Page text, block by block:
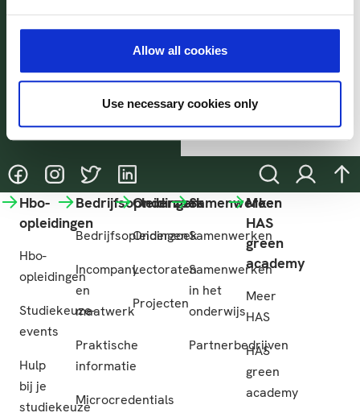
Allow all cookies
Use necessary cookies only
Lector Design Methoden in Food
A.Zuidberg@has.nl
Linkedin
Linkedin
Deel deze pagina
@HASgreenacademy
@HASgreenacademy
@greenacademyHAS
@HASgreenacademy ZoekenInloggen
Hbo-
opleidingen
Hbo-
opleidingen
Studiekeuze-
events
Hulp
bij je
studiekeuze
Bedrijfsopleidingen
Bedrijfsopleidingen
Incompany
en
maatwerk
Praktische
informatie
Microcredentials
Onderzoek
Onderzoek
Lectoraten
Projecten
Samenwerken
Samenwerken
Samenwerken
in het
onderwijs
Partnerbedrijven
Meer
HAS
green
academy
Meer
HAS
HAS
green
academy